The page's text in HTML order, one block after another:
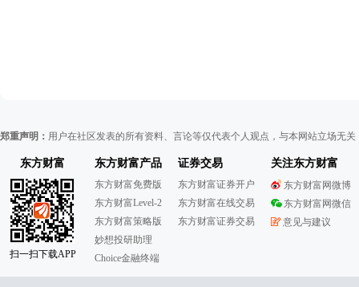
郑重声明： 用户在社区发表的所有资料、言论等仅代表个人观点，与本网站立场无
东方财富
扫一扫下载APP
东方财富产品
东方财富免费版
东方财富Level-2
东方财富策略版
妙想投研助理
Choice金融终端
证券交易
东方财富证券开户
东方财富在线交易
东方财富证券交易
关注东方财富
东方财富网微博
东方财富网微信
意见与建议